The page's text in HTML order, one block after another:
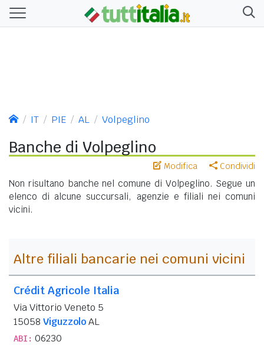
IT PIE AL Volpeglino
Banche di Volpeglino
Modifica Condividi
Non risultano banche nel comune di Volpeglino. Segue un
elenco di alcune succursali, agenzie e filiali nei comuni
vicini.
Altre filiali bancarie nei comuni vicini
Crédit Agricole Italia
Via Vittorio Veneto 5
15058 ViguzzoloAL
ABI: 06230